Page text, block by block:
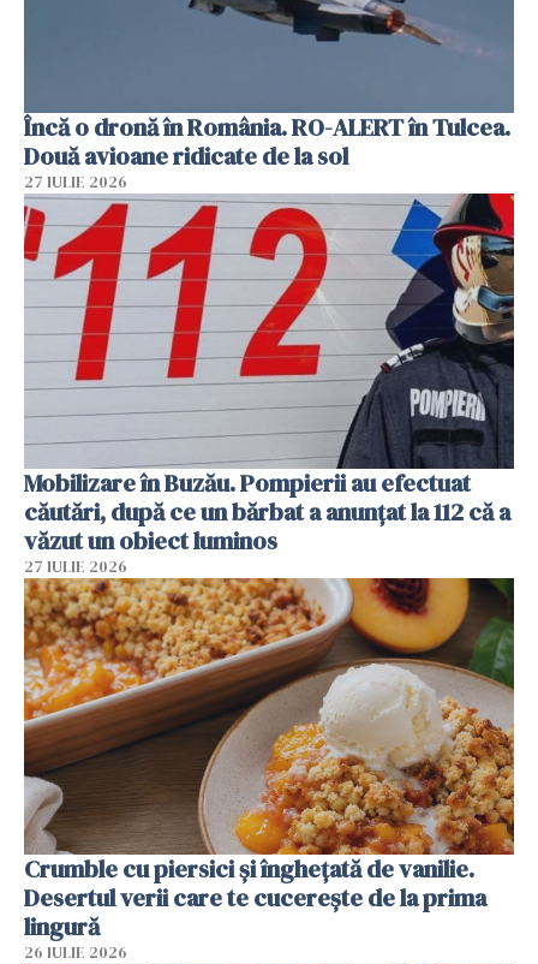
Încă o dronă în România. RO-ALERT în Tulcea.
Două avioane ridicate de la sol
27 IULIE 2026
Mobilizare în Buzău. Pompierii au efectuat
căutări, după ce un bărbat a anunțat la 112 că a
văzut un obiect luminos
27 IULIE 2026
Crumble cu piersici și înghețată de vanilie.
Desertul verii care te cucerește de la prima
lingură
26 IULIE 2026